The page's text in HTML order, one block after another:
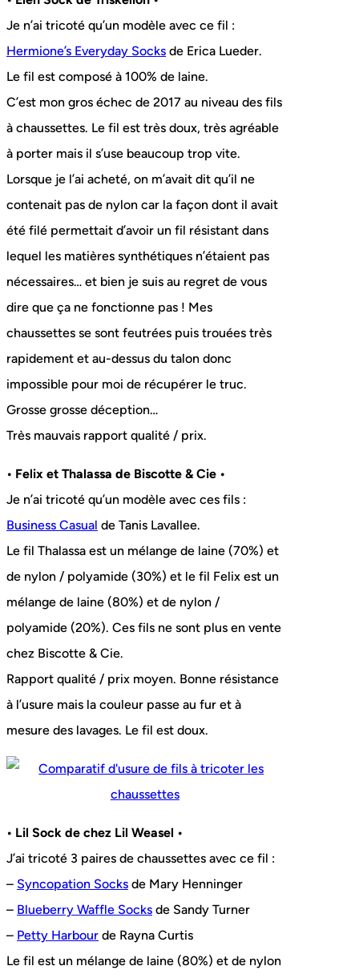
Je n’ai tricoté qu’un modèle avec ce fil :
Hermione’s Everyday Socks de Erica Lueder.
Le fil est composé à 100% de laine.
C’est mon gros échec de 2017 au niveau des fils
à chaussettes. Le fil est très doux, très agréable
à porter mais il s’use beaucoup trop vite.
Lorsque je l’ai acheté, on m’avait dit qu’il ne
contenait pas de nylon car la façon dont il avait
été filé permettait d’avoir un fil résistant dans
lequel les matières synthétiques n’étaient pas
nécessaires… et bien je suis au regret de vous
dire que ça ne fonctionne pas ! Mes
chaussettes se sont feutrées puis trouées très
rapidement et au-dessus du talon donc
impossible pour moi de récupérer le truc.
Grosse grosse déception…
Très mauvais rapport qualité / prix.
• Felix et Thalassa de Biscotte & Cie •
Je n’ai tricoté qu’un modèle avec ces fils :
Business Casual de Tanis Lavallee.
Le fil Thalassa est un mélange de laine (70%) et
de nylon / polyamide (30%) et le fil Felix est un
mélange de laine (80%) et de nylon /
polyamide (20%). Ces fils ne sont plus en vente
chez Biscotte & Cie.
Rapport qualité / prix moyen. Bonne résistance
à l’usure mais la couleur passe au fur et à
mesure des lavages. Le fil est doux.
• Lil Sock de chez Lil Weasel •
J’ai tricoté 3 paires de chaussettes avec ce fil :
– Syncopation Socks de Mary Henninger
– Blueberry Waffle Socks de Sandy Turner
– Petty Harbour de Rayna Curtis
Le fil est un mélange de laine (80%) et de nylon